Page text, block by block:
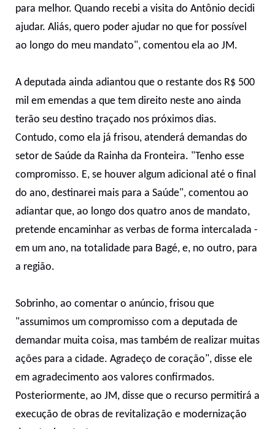
para melhor. Quando recebi a visita do Antônio decidi
ajudar. Aliás, quero poder ajudar no que for possível
ao longo do meu mandato", comentou ela ao JM.
A deputada ainda adiantou que o restante dos R$ 500
mil em emendas a que tem direito neste ano ainda
terão seu destino traçado nos próximos dias.
Contudo, como ela já frisou, atenderá demandas do
setor de Saúde da Rainha da Fronteira. "Tenho esse
compromisso. E, se houver algum adicional até o final
do ano, destinarei mais para a Saúde", comentou ao
adiantar que, ao longo dos quatro anos de mandato,
pretende encaminhar as verbas de forma intercalada -
em um ano, na totalidade para Bagé, e, no outro, para
a região.
Sobrinho, ao comentar o anúncio, frisou que
"assumimos um compromisso com a deputada de
demandar muita coisa, mas também de realizar muitas
ações para a cidade. Agradeço de coração", disse ele
em agradecimento aos valores confirmados.
Posteriormente, ao JM, disse que o recurso permitirá a
execução de obras de revitalização e modernização